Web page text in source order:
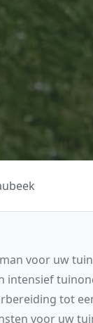
voor uw
intensief
tot
voor uw